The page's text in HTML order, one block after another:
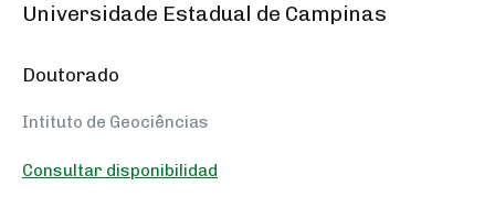
Universidade Estadual de Campinas
Doutorado
Intituto de Geociências
Consultar disponibilidad